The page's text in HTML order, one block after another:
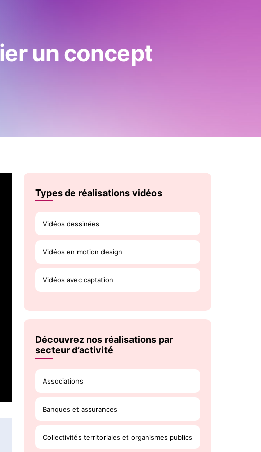
un concept
Types de réalisations vidéos
Vidéos dessinées
Vidéos en motion design
Vidéos avec captation
Découvrez nos réalisations par
secteur d’activité
Associations
Banques et assurances
Collectivités territoriales et organismes publics